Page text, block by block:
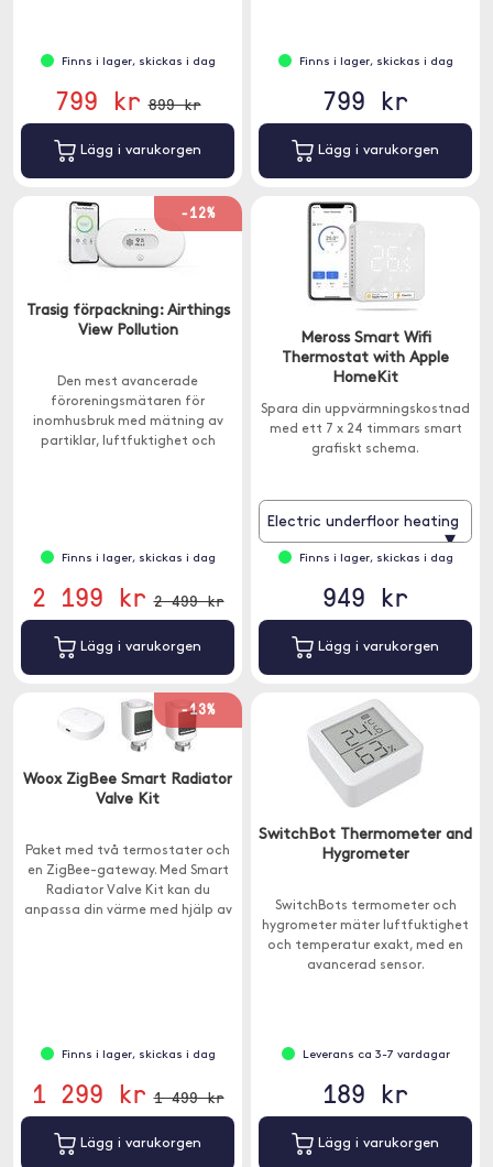
Finns i lager, skickas i dag
799 kr 899 kr
Lägg i varukorgen
Finns i lager, skickas i dag
799 kr
Lägg i varukorgen
-12%
Trasig förpackning: Airthings
View Pollution
Den mest avancerade
föroreningsmätaren för
inomhusbruk med mätning av
partiklar, luftfuktighet och
Finns i lager, skickas i dag
2 199 kr 2 499 kr
Lägg i varukorgen
Meross Smart Wifi
Thermostat with Apple
HomeKit
Spara din uppvärmningskostnad
med ett 7 x 24 timmars smart
grafiskt schema.
Electric underfloor heating
▾
Finns i lager, skickas i dag
949 kr
Lägg i varukorgen
-13%
Woox ZigBee Smart Radiator
Valve Kit
Paket med två termostater och
en ZigBee-gateway. Med Smart
Radiator Valve Kit kan du
anpassa din värme med hjälp av
Finns i lager, skickas i dag
1 299 kr 1 499 kr
Lägg i varukorgen
SwitchBot Thermometer and
Hygrometer
SwitchBots termometer och
hygrometer mäter luftfuktighet
och temperatur exakt, med en
avancerad sensor.
Leverans ca 3-7 vardagar
189 kr
Lägg i varukorgen